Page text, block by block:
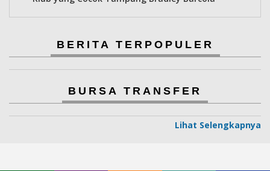
BERITA TERPOPULER
BURSA TRANSFER
Lihat Selengkapnya